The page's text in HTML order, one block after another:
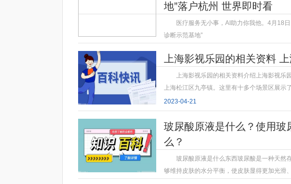
地”落户杭州 世界即时看
医疗服务无小事，AI助力你我他。4月18
诊断示范基地”
上海影视乐园的相关资料
上海影视乐园的相关资料介绍上海影视
上海松江区九亭镇。这里有十多个场景区展示
2023-04-21
玻尿酸原液是什么？使用
么？
玻尿酸原液是什么东西玻尿酸是一种天然
够维持皮肤的水分平衡，使皮肤显得更加光滑